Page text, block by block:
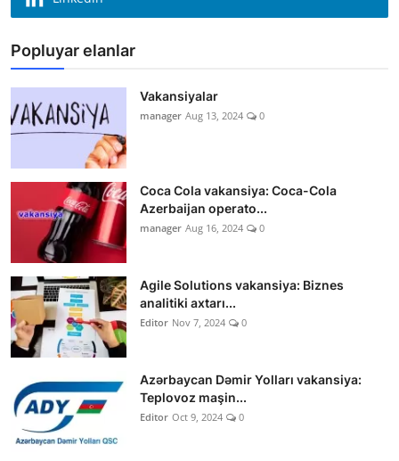
Popluyar elanlar
Vakansiyalar
manager Aug 13, 2024 0
Coca Cola vakansiya: Coca-Cola
Azerbaijan operato...
manager Aug 16, 2024 0
Agile Solutions vakansiya: Biznes
analitiki axtarı...
Editor Nov 7, 2024 0
Azərbaycan Dəmir Yolları vakansiya:
Teplovoz maşin...
Editor Oct 9, 2024 0